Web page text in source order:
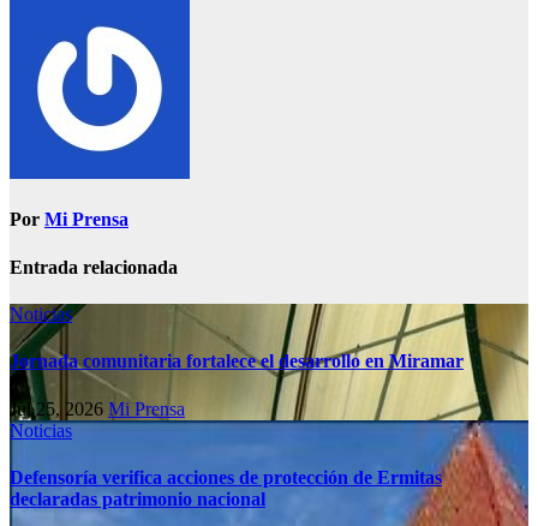
Por Mi Prensa
Entrada relacionada
Noticias
Jornada comunitaria fortalece el desarrollo en Miramar
Jul 25, 2026 Mi Prensa
Noticias
Defensoría verifica acciones de protección de Ermitas
declaradas patrimonio nacional